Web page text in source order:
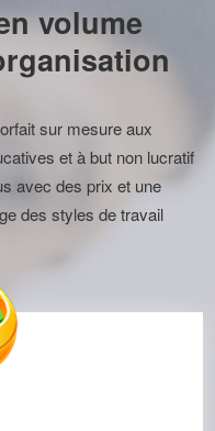
volume
sur mesure aux
et à but non lucratif
avec des prix et une
des styles de travail